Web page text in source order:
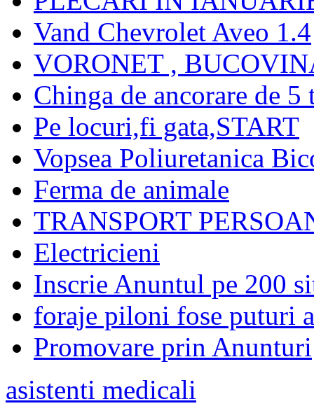
Vand Chevrolet Aveo 1.4
VORONET ,
Chinga de ancorare de
Pe locuri,fi gata,START
Vopsea Poliuretanica
Ferma de animale
TRANSPORT
Electricieni
Inscrie Anuntul pe 200
foraje piloni fose puturi
Promovare prin Anunturi
asistenti medicali